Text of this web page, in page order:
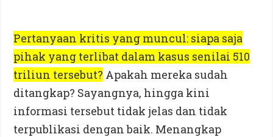
Pertanyaan kritis yang muncul: siapa saja
pihak yang terlibat dalam kasus senilai 510
triliun tersebut? Apakah mereka sudah
ditangkap? Sayangnya, hingga kini
informasi tersebut tidak jelas dan tidak
terpublikasi dengan baik. Menangkap